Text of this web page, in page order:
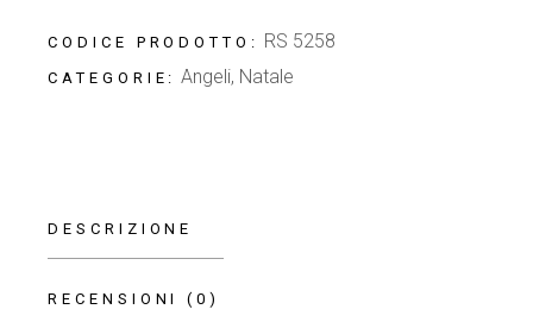
CODICE PRODOTTO: RS 5258
CATEGORIE: Angeli, Natale
DESCRIZIONE
RECENSIONI (0)